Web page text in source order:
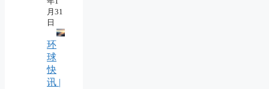
月31
日
环
球
快
讯 |